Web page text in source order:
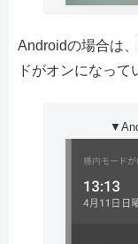
Androidの場合は
ドがオンになって